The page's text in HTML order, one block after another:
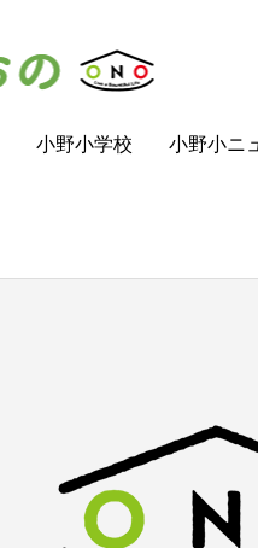
小野小学校 小野小ニ